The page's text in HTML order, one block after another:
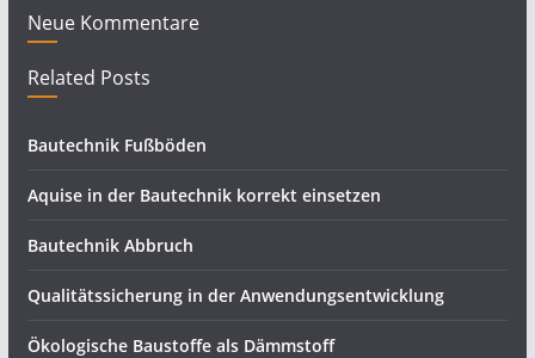
Neue Kommentare
Related Posts
Bautechnik Fußböden
Aquise in der Bautechnik korrekt einsetzen
Bautechnik Abbruch
Qualitätssicherung in der Anwendungsentwicklung
Ökologische Baustoffe als Dämmstoff